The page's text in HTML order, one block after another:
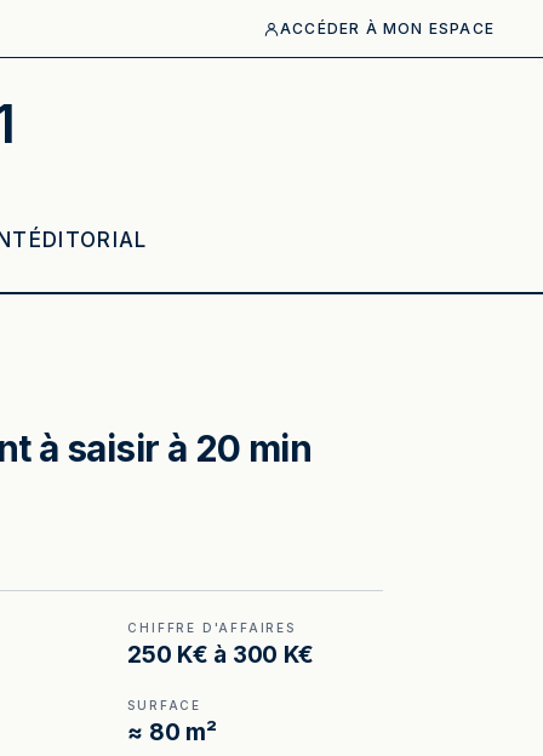
ACCÉDER À MON ESPACE
ÉDITORIAL
à saisir à 20 min
CHIFFRE D'AFFAIRES
250 K€ à 300 K€
SURFACE
≈ 80 m²